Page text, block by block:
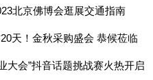
北京佛博会逛展交通指南
天！金秋采购盛会 恭候莅临
大会”抖音话题挑战赛火热开启